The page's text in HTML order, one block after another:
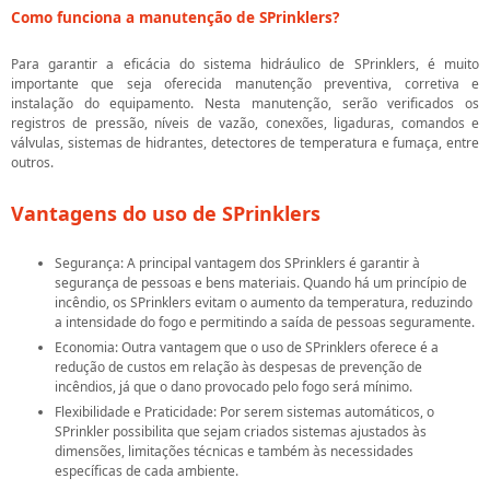
Como funciona a manutenção de SPrinklers?
Para garantir a eficácia do sistema hidráulico de SPrinklers, é muito
importante que seja oferecida manutenção preventiva, corretiva e
instalação do equipamento. Nesta manutenção, serão verificados os
registros de pressão, níveis de vazão, conexões, ligaduras, comandos e
válvulas, sistemas de hidrantes, detectores de temperatura e fumaça, entre
outros.
Vantagens do uso de SPrinklers
Segurança: A principal vantagem dos SPrinklers é garantir à
segurança de pessoas e bens materiais. Quando há um princípio de
incêndio, os SPrinklers evitam o aumento da temperatura, reduzindo
a intensidade do fogo e permitindo a saída de pessoas seguramente.
Economia: Outra vantagem que o uso de SPrinklers oferece é a
redução de custos em relação às despesas de prevenção de
incêndios, já que o dano provocado pelo fogo será mínimo.
Flexibilidade e Praticidade: Por serem sistemas automáticos, o
SPrinkler possibilita que sejam criados sistemas ajustados às
dimensões, limitações técnicas e também às necessidades
específicas de cada ambiente.